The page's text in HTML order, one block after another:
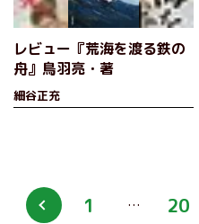
レビュー『荒海を渡る鉄の
舟』鳥羽亮・著
細谷正充
1 … 20